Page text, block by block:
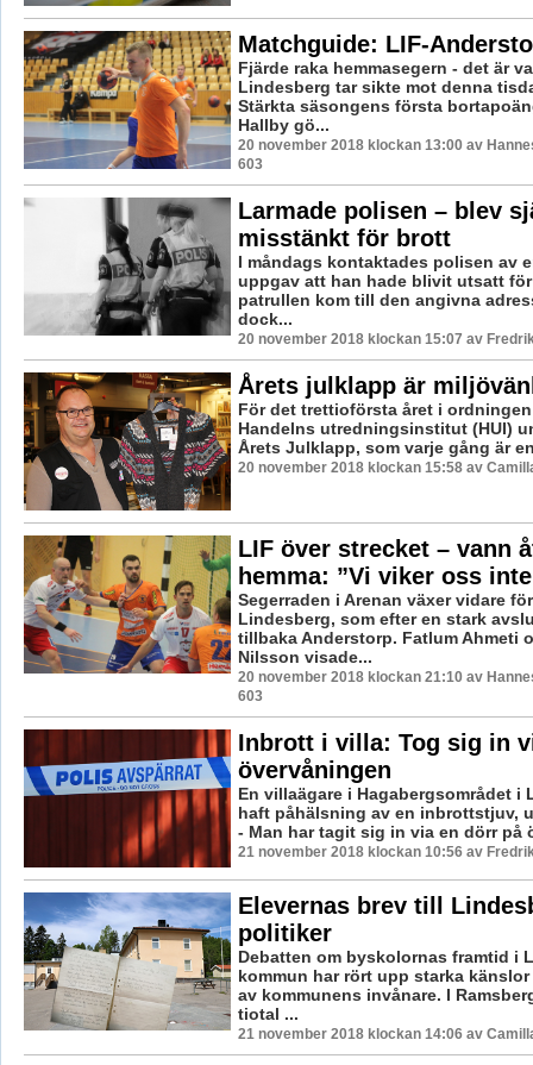
Matchguide: LIF-
Fjärde raka hemmasegern - det är
Lindesberg tar sikte mot denna
Stärkta säsongens första
Hallby gö...
20 november 2018 klockan 13:00 av
603
Larmade polisen – blev
misstänkt för brott
I måndags kontaktades polisen av
uppgav att han hade blivit utsatt
patrullen kom till den angivna
dock...
20 november 2018 klockan 15:07 av
Årets julklapp är
För det trettioförsta året i
Handelns utredningsinstitut (HUI)
Årets Julklapp, som varje gång är
20 november 2018 klockan 15:58 av
LIF över strecket – vann
hemma: ”Vi viker oss
Segerraden i Arenan växer vidare
Lindesberg, som efter en stark
tillbaka Anderstorp. Fatlum Ahmeti
Nilsson visade...
20 november 2018 klockan 21:10 av
603
Inbrott i villa: Tog sig in
övervåningen
En villaägare i Hagabergsområdet i
haft påhälsning av en inbrottstjuv,
- Man har tagit sig in via en dörr på
21 november 2018 klockan 10:56 av
Elevernas brev till
politiker
Debatten om byskolornas framtid i
kommun har rört upp starka
av kommunens invånare. I
tiotal ...
21 november 2018 klockan 14:06 av